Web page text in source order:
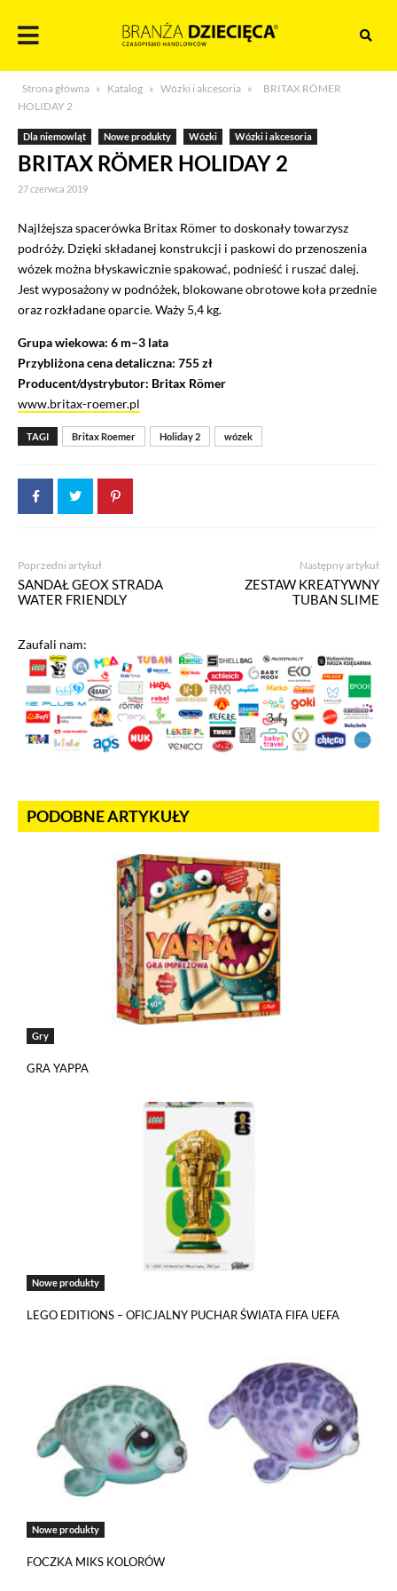
treści
Branża
dziecięca
Strona główna » Katalog » Wózki i akcesoria »
BRITAX RÖMER
HOLIDAY 2
Dla niemowląt Nowe produkty Wózki Wózki i akcesoria
BRITAX RÖMER HOLIDAY 2
27 czerwca 2019
Najlżejsza spacerówka Britax Römer to doskonały towarzysz
podróży. Dzięki składanej konstrukcji i paskowi do przenoszenia
wózek można błyskawicznie spakować, podnieść i ruszać dalej.
Jest wyposażony w podnóżek, blokowane obrotowe koła przednie
oraz rozkładane oparcie. Waży 5,4 kg.
Grupa wiekowa: 6 m–3 lata
Przybliżona cena detaliczna: 755 zł
Producent/dystrybutor: Britax Römer
www.britax-roemer.pl
TAGI Britax Roemer Holiday 2 wózek
Poprzedni artykuł
SANDAŁ GEOX STRADA
WATER FRIENDLY
Następny artykuł
ZESTAW KREATYWNY
TUBAN SLIME
Zaufali nam:
PODOBNE ARTYKUŁY
Gry
GRA YAPPA
Nowe produkty
LEGO EDITIONS – OFICJALNY PUCHAR ŚWIATA FIFA UEFA
Nowe produkty
FOCZKA MIKS KOLORÓW
Jeżeli tutaj zaglądasz, to znak, że cenisz swoją prywatność.
Wychodząc naprzeciw Twoim oczekiwaniom, na tej stronie został
wdrożony mechanizm, który pozwala Ci kontrolować
wykorzystywanie plików cookies oraz innych technologii